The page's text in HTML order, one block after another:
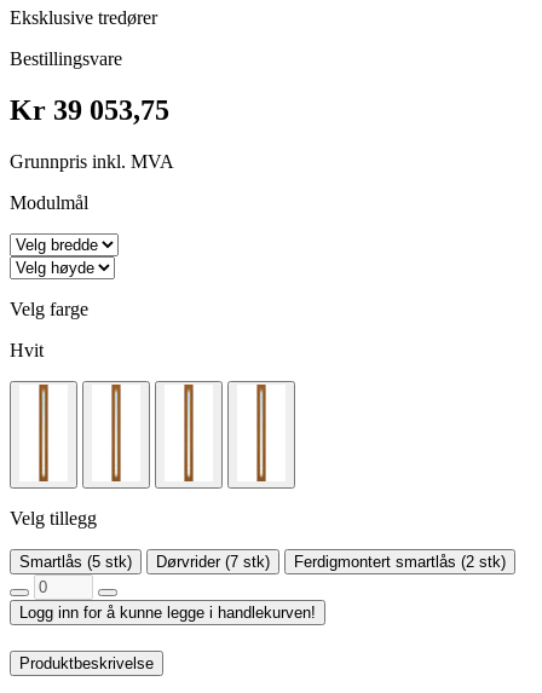
Eksklusive tredører
Bestillingsvare
Kr 39 053,75
Grunnpris inkl. MVA
Modulmål
Velg farge
Hvit
Velg tillegg
Smartlås (5 stk) Dørvrider (7 stk) Ferdigmontert smartlås (2 stk)
Logg inn for å kunne legge i handlekurven!
Produktbeskrivelse